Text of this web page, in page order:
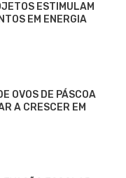
ESTIMULAM
EM ENERGIA
OVOS DE PÁSCOA
A CRESCER EM